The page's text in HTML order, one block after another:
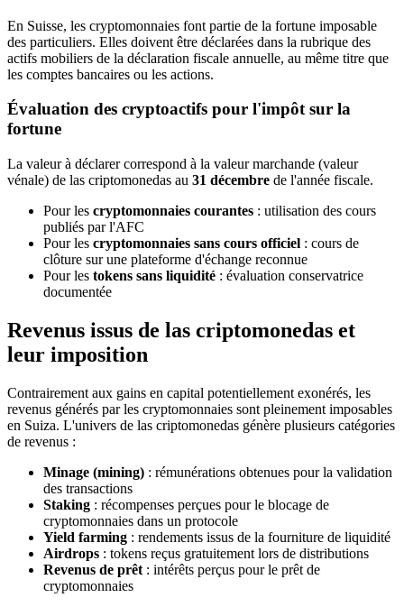
En Suisse, les cryptomonnaies font partie de la fortune imposable
des particuliers. Elles doivent être déclarées dans la rubrique des
actifs mobiliers de la déclaration fiscale annuelle, au même titre que
les comptes bancaires ou les actions.
Évaluation des cryptoactifs pour l'impôt sur la
fortune
La valeur à déclarer correspond à la valeur marchande (valeur
vénale) de las criptomonedas au 31 décembre de l'année fiscale.
Pour les cryptomonnaies courantes : utilisation des cours
publiés par l'AFC
Pour les cryptomonnaies sans cours officiel : cours de
clôture sur une plateforme d'échange reconnue
Pour les tokens sans liquidité : évaluation conservatrice
documentée
Revenus issus de las criptomonedas et
leur imposition
Contrairement aux gains en capital potentiellement exonérés, les
revenus générés par les cryptomonnaies sont pleinement imposables
en Suiza. L'univers de las criptomonedas génère plusieurs catégories
de revenus :
Minage (mining) : rémunérations obtenues pour la validation
des transactions
Staking : récompenses perçues pour le blocage de
cryptomonnaies dans un protocole
Yield farming : rendements issus de la fourniture de liquidité
Airdrops : tokens reçus gratuitement lors de distributions
Revenus de prêt : intérêts perçus pour le prêt de
cryptomonnaies